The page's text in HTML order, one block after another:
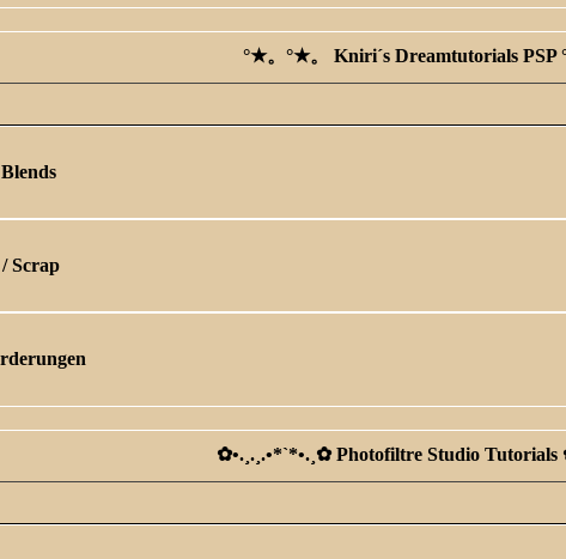
°★。°★。 Kniri´s Dreamtutorials PSP
Scrap
✿ •.¸.¸.•*`*•.¸✿ Photofiltre Studio Tutorials